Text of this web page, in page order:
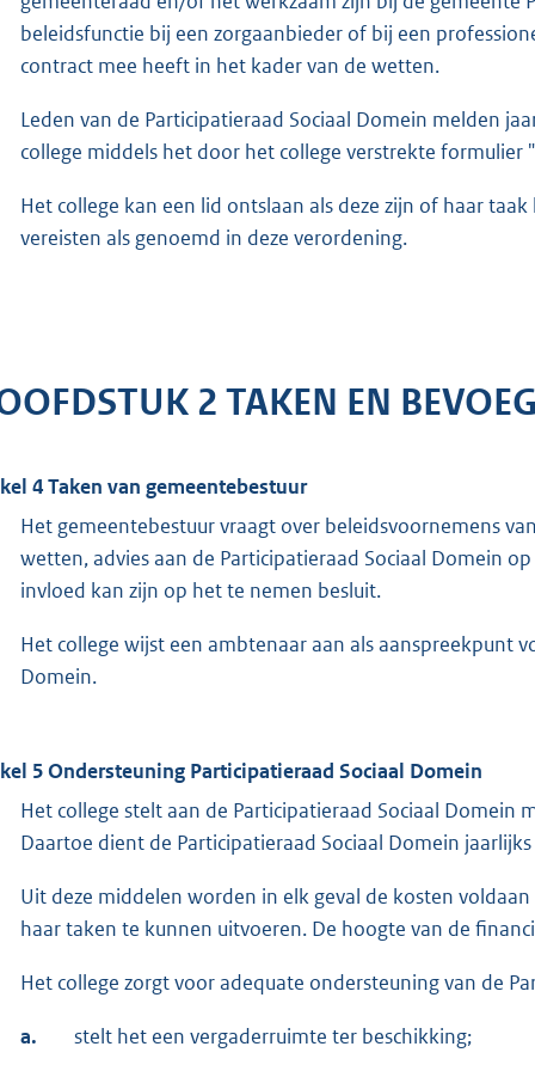
beleidsfunctie bij een zorgaanbieder of bij een
contract mee heeft in het kader van de wetten.
Leden van de Participatieraad Sociaal Domein melden
college middels het door het college verstrekte formulier
Het college kan een lid ontslaan als deze zijn of haar
vereisten als genoemd in deze verordening.
2 TAKEN EN
4 Taken van gemeentebestuur
Het gemeentebestuur vraagt over beleidsvoornemens
wetten, advies aan de Participatieraad Sociaal Domein
invloed kan zijn op het te nemen besluit.
Het college wijst een ambtenaar aan als aanspreekpunt
Domein.
5 Ondersteuning Participatieraad Sociaal Domein
Het college stelt aan de Participatieraad Sociaal
Daartoe dient de Participatieraad Sociaal Domein
Uit deze middelen worden in elk geval de kosten
haar taken te kunnen uitvoeren. De hoogte van de
Het college zorgt voor adequate ondersteuning van de
a. stelt het een vergaderruimte ter beschikking;